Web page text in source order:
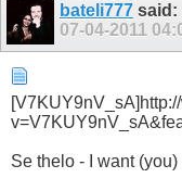
bateli777 said:
07-04-2011